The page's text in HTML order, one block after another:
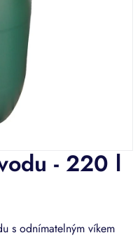
s odnímatelným víkem
- 220 l